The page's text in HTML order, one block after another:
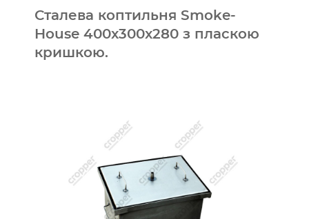
Сталева коптильня Smoke-
House 400x300x280 з пласкою
кришкою.